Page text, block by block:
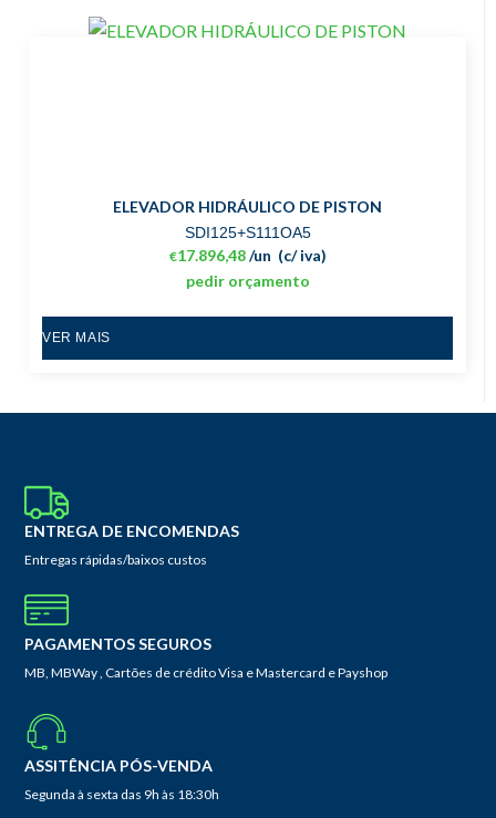
ELEVADOR HIDRÁULICO DE PISTON
SDI125+S111OA5
€17.896,48 (c/ iva)
/un
pedir orçamento
VER MAIS
ENTREGA DE ENCOMENDAS
Entregas rápidas/baixos custos
PAGAMENTOS SEGUROS
MB, MBWay , Cartões de crédito Visa e Mastercard e Payshop
ASSITÊNCIA PÓS-VENDA
Segunda à sexta das 9h às 18:30h